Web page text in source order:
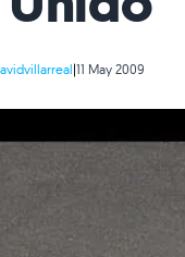
|11 May 2009